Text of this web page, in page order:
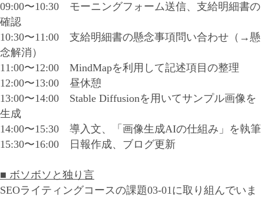
09:00〜10:30 モーニングフォーム送信、支給明細書の
確認
10:30〜11:00 支給明細書の懸念事項問い合わせ（→懸
念解消）
11:00〜12:00 MindMapを利用して記述項目の整理
12:00〜13:00 昼休憩
13:00〜14:00 Stable Diffusionを用いてサンプル画像を
生成
14:00〜15:30 導入文、「画像生成AIの仕組み」を執筆
15:30〜16:00 日報作成、ブログ更新
■ ボソボソと独り言
SEOライティングコースの課題03-01に取り組んでいま